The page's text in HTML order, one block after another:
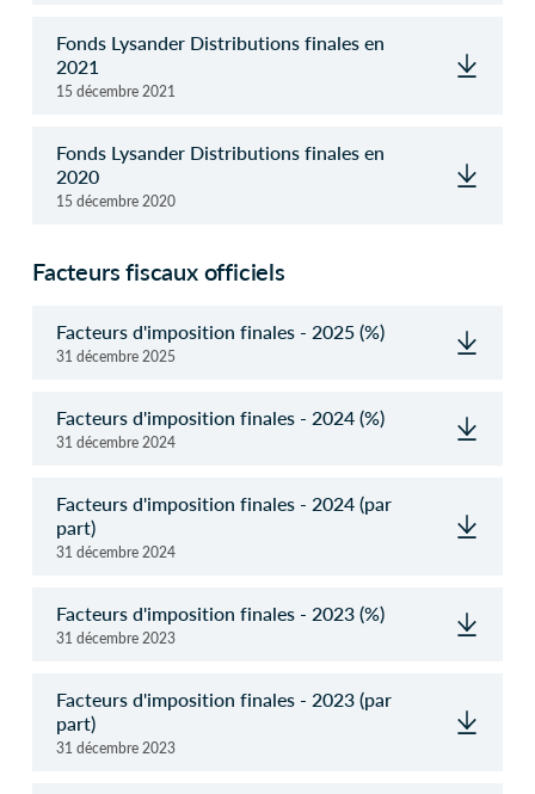
Fonds Lysander Distributions finales en
2021
15 décembre 2021
Fonds Lysander Distributions finales en
2020
15 décembre 2020
Facteurs fiscaux officiels
Facteurs d'imposition finales - 2025 (%)
31 décembre 2025
Facteurs d'imposition finales - 2024 (%)
31 décembre 2024
Facteurs d'imposition finales - 2024 (par
part)
31 décembre 2024
Facteurs d'imposition finales - 2023 (%)
31 décembre 2023
Facteurs d'imposition finales - 2023 (par
part)
31 décembre 2023